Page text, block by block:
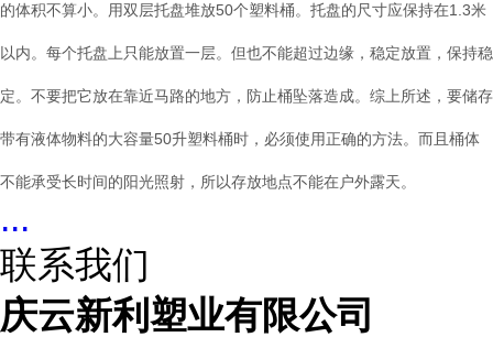
的体积不算小。用双层托盘堆放50个塑料桶。托盘的尺寸应保持在1.3米
以内。每个托盘上只能放置一层。但也不能超过边缘，稳定放置，保持稳
定。不要把它放在靠近马路的地方，防止桶坠落造成。 综上所述，要储存
带有液体物料的大容量50升塑料桶时，必须使用正确的方法。而且桶体
不能承受长时间的阳光照射，所以存放地点不能在户外露天。
...
联系我们
庆云新利塑业有限公司